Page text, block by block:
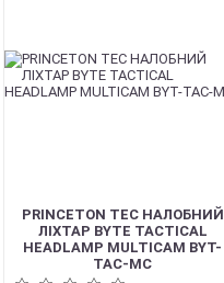
PRINCETON TEC НАЛОБНИЙ
ЛІХТАР BYTE TACTICAL
HEADLAMP MULTICAM BYT-
TAC-MC